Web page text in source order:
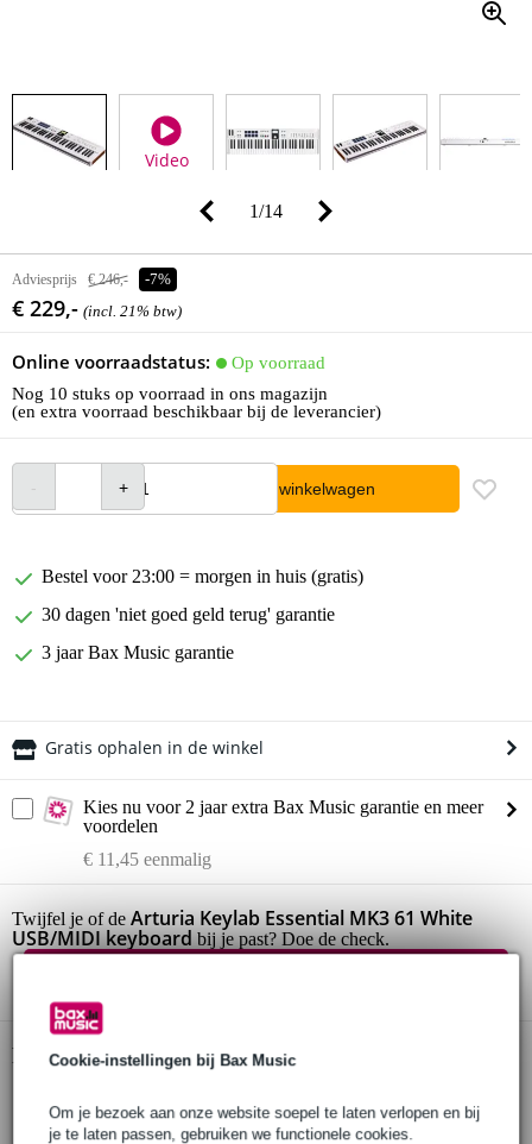
Cookie-instellingen bij Bax Music
Om je bezoek aan onze website soepel te laten verlopen en bij
je te laten passen, gebruiken we functionele cookies.
Video
1/14
Adviesprijs € 246,- -7%
€ 229,- (incl. 21% btw)
Online voorraadstatus:
Op voorraad
Nog 10 stuks op voorraad in ons magazijn
(en extra voorraad beschikbaar bij de leverancier)
In winkelwagen
Bestel voor 23:00 = morgen in huis (gratis)
30 dagen 'niet goed geld terug' garantie
3 jaar Bax Music garantie
Gratis ophalen in de winkel
Kies nu voor 2 jaar extra Bax Music garantie en meer
voordelen
€ 11,45 eenmalig
Twijfel je of de Arturia Keylab Essential MK3 61 White
USB/MIDI keyboardbij je past? Doe de check.
Productinformatie
USB/MIDI keyboard